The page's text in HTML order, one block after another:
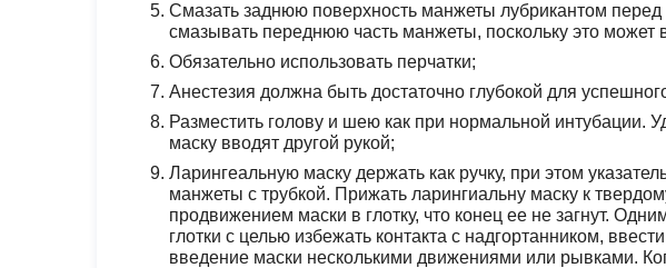
Смазать заднюю поверхность манжеты лубрикантом
смазывать переднюю часть манжеты, поскольку это может
Обязательно использовать перчатки;
Анестезия должна быть достаточно глубокой для
Разместить голову и шею как при нормальной интубации.
маску вводят другой рукой;
Ларингеальную маску держать как ручку, при этом
манжеты с трубкой. Прижать ларингиальну маску к
продвижением маски в глотку, что конец ее не загнут.
глотки с целью избежать контакта с надгортанником,
введение маски несколькими движениями или рывками.